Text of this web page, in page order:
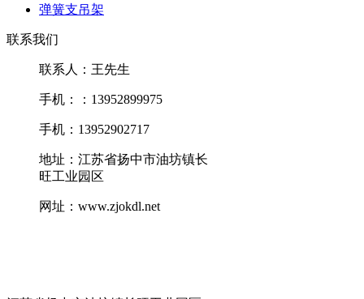
弹簧支吊架
联系我们
联系人：王先生
手机：：13952899975
手机：13952902717
地址：江苏省扬中市油坊镇长
旺工业园区
网址：www.zjokdl.net